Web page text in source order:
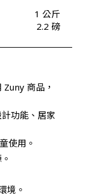
1 公斤
2.2 磅
商品，
功能、居家
使用。
境。